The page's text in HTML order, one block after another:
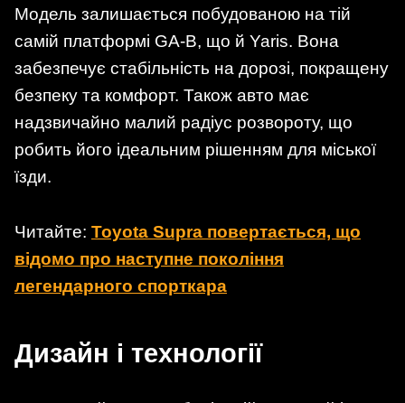
Модель залишається побудованою на тій
самій платформі GA-B, що й Yaris. Вона
забезпечує стабільність на дорозі, покращену
безпеку та комфорт. Також авто має
надзвичайно малий радіус розвороту, що
робить його ідеальним рішенням для міської
їзди.
Читайте: Toyota Supra повертається, що
відомо про наступне покоління
легендарного спорткара
Дизайн і технології